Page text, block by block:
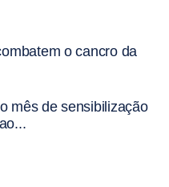
o cancro da
mês de sensibilização